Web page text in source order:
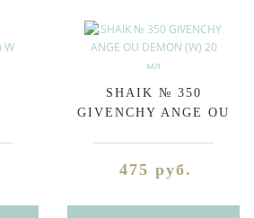
SHAIK № 350
GIVENCHY ANGE OU
475 руб.